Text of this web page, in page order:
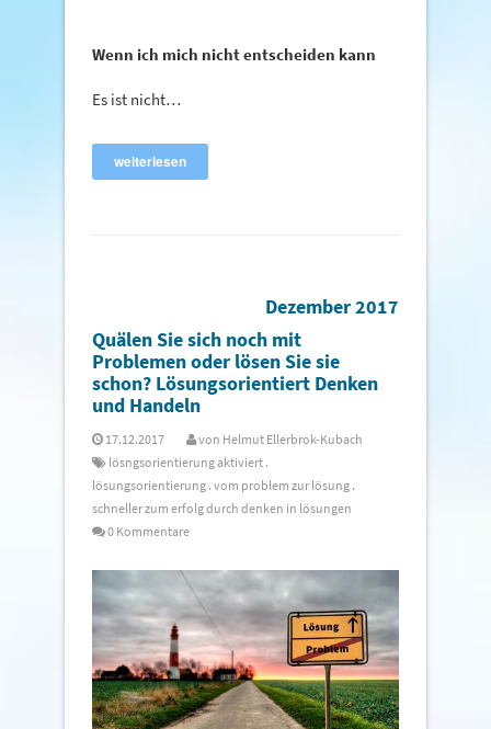
Wenn ich mich nicht entscheiden kann
Es ist nicht…
weiterlesen
Dezember 2017
Quälen Sie sich noch mit
Problemen oder lösen Sie sie
schon? Lösungsorientiert Denken
und Handeln
17.12.2017 von Helmut Ellerbrok-Kubach
lösngsorientierung aktiviert .
lösungsorientierung . vom problem zur lösung .
schneller zum erfolg durch denken in lösungen
0 Kommentare